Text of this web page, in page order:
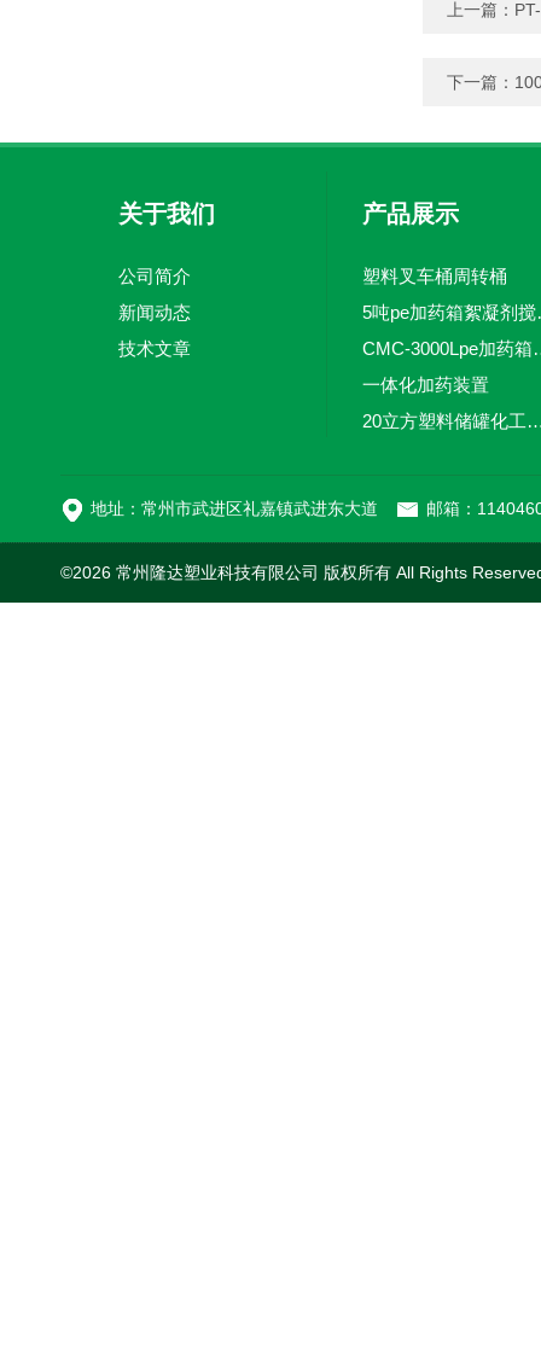
上一篇：
下一篇：
关于我们
公司简介
新闻动态
技术文章
产品展示
塑料叉车桶周转桶
5吨pe
CMC-
一体化加药装置
20立方塑料储罐化工储
地址：常州市武进区礼嘉镇武进东大道 邮箱：
©2026 常州隆达塑业科技有限公司 版权所有 All Rights